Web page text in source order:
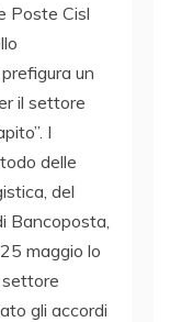
Poste Cisl
un
il settore
I
delle
del
Bancoposta,
maggio lo
gli accordi